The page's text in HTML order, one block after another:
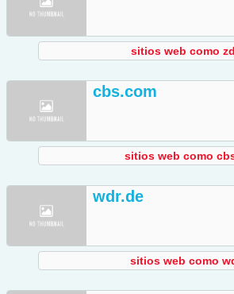
sitios web como
cbs.com
sitios web como
wdr.de
sitios web como